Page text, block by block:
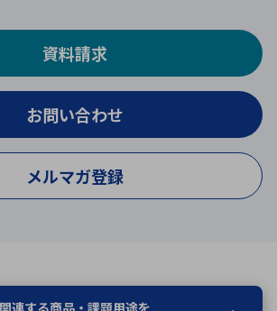
資料請求
お問い合わせ
メルマガ登録
関連する商品・課題用途を